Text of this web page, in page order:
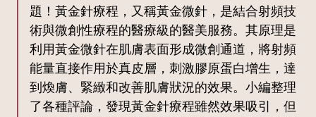
題！黃金針療程，又稱黃金微針，是結合射頻技
術與微創性療程的醫療級的醫美服務。其原理是
利用黃金微針在肌膚表面形成微創通道，將射頻
能量直接作用於真皮層，刺激膠原蛋白增生，達
到煥膚、緊緻和改善肌膚狀況的效果。小編整理
了各種評論，發現黃金針療程雖然效果吸引，但